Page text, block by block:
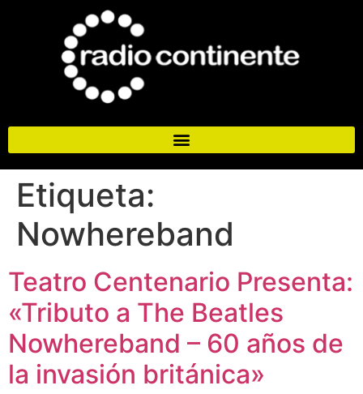
Etiqueta:
Nowhereband
Teatro Centenario Presenta:
«Tributo a The Beatles
Nowhereband – 60 años de
la invasión británica»